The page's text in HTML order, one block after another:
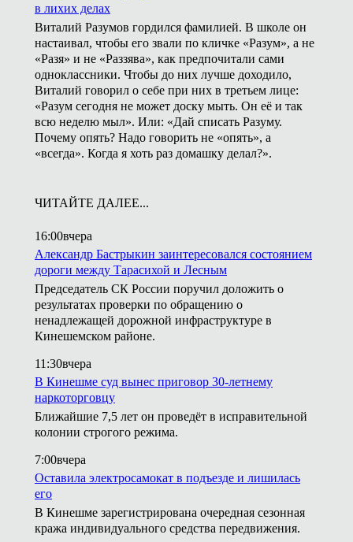
в лихих делах
Виталий Разумов гордился фамилией. В школе он
настаивал, чтобы его звали по кличке «Разум», а не
«Разя» и не «Раззява», как предпочитали сами
одноклассники. Чтобы до них лучше доходило,
Виталий говорил о себе при них в третьем лице:
«Разум сегодня не может доску мыть. Он её и так
всю неделю мыл». Или: «Дай списать Разуму.
Почему опять? Надо говорить не «опять», а
«всегда». Когда я хоть раз домашку делал?».
ЧИТАЙТЕ ДАЛЕЕ...
16:00вчера
Александр Бастрыкин заинтересовался состоянием
дороги между Тарасихой и Лесным
Председатель СК России поручил доложить о
результатах проверки по обращению о
ненадлежащей дорожной инфраструктуре в
Кинешемском районе.
11:30вчера
В Кинешме суд вынес приговор 30-летнему
наркоторговцу
Ближайшие 7,5 лет он проведёт в исправительной
колонии строгого режима.
7:00вчера
Оставила электросамокат в подъезде и лишилась
его
В Кинешме зарегистрирована очередная сезонная
кража индивидуального средства передвижения.